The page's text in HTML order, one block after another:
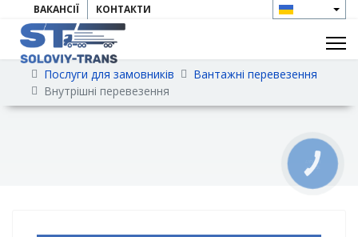
ВАКАНСІЇ КОНТАКТИ
Послуги для замовників
Вантажні перевезення
Внутрішні перевезення
КНОПКА
ЗВ'ЯЗКУ